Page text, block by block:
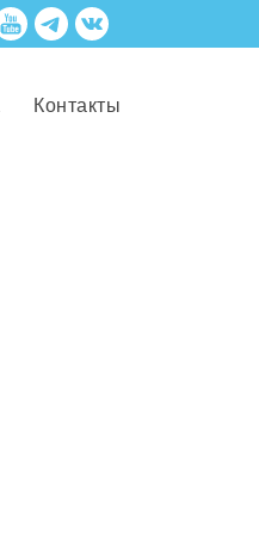
Контакты